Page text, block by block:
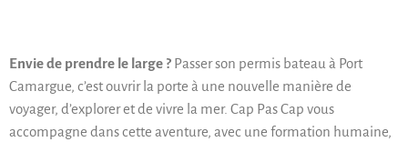
Envie de prendre le large ? Passer son permis bateau à Port
Camargue, c’est ouvrir la porte à une nouvelle manière de
voyager, d’explorer et de vivre la mer. Cap Pas Cap vous
accompagne dans cette aventure, avec une formation humaine,